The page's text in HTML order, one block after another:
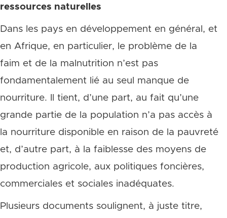
ressources naturelles
Dans les pays en développement en général, et
en Afrique, en particulier, le problème de la
faim et de la malnutrition n’est pas
fondamentalement lié au seul manque de
nourriture. Il tient, d’une part, au fait qu’une
grande partie de la population n’a pas accès à
la nourriture disponible en raison de la pauvreté
et, d’autre part, à la faiblesse des moyens de
production agricole, aux politiques foncières,
commerciales et sociales inadéquates.
Plusieurs documents soulignent, à juste titre,